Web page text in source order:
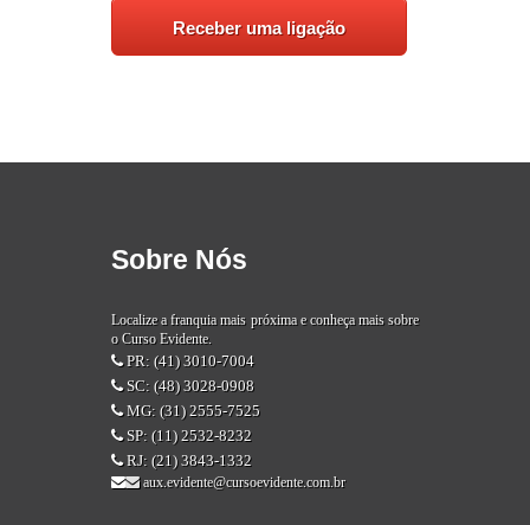
Sobre Nós
Localize a franquia mais próxima e conheça mais sobre
o Curso Evidente.
PR: (41) 3010-7004
SC: (48) 3028-0908
MG: (31) 2555-7525
SP: (11) 2532-8232
RJ: (21) 3843-1332
aux.evidente@cursoevidente.com.br